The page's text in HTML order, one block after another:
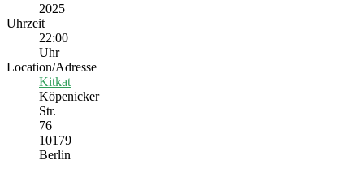
2025
Uhrzeit
22:00
Uhr
Location/Adresse
Kitkat
Köpenicker
Str.
76
10179
Berlin